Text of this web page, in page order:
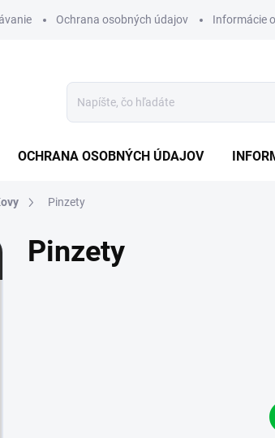
Ochrana osobných údajov Informácie
OCHRANA OSOBNÝCH ÚDAJOV
Pinzety
Pinzety